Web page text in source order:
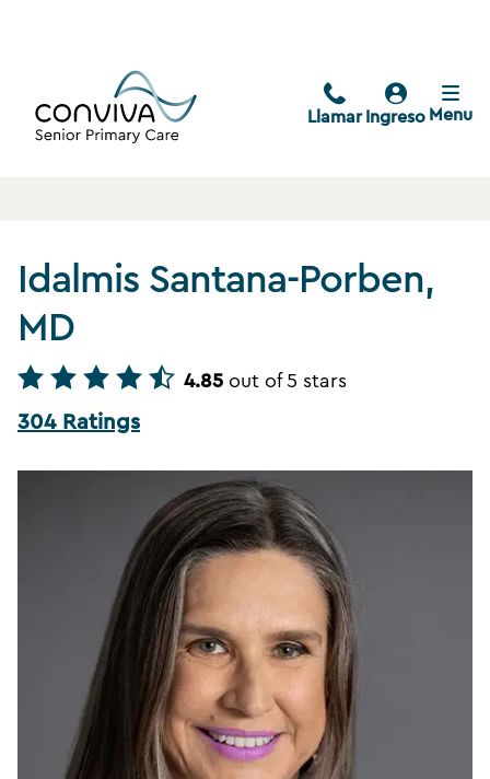
Llamar Ingreso Menu
Idalmis Santana-Porben,
MD
4.85 out of 5 stars
304 Ratings